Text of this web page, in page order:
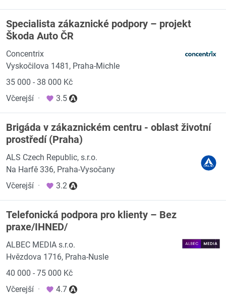
Specialista zákaznické podpory – projekt
Škoda Auto ČR
Concentrix
Vyskočilova 1481, Praha-Michle
35 000 - 38 000 Kč
Včerejší · 3.5
Brigáda v zákaznickém centru - oblast životní
prostředí (Praha)
ALS Czech Republic, s.r.o.
Na Harfě 336, Praha-Vysočany
Včerejší · 3.2
Telefonická podpora pro klienty – Bez
praxe/IHNED/
ALBEC MEDIA s.r.o.
Hvězdova 1716, Praha-Nusle
40 000 - 75 000 Kč
Včerejší · 4.7